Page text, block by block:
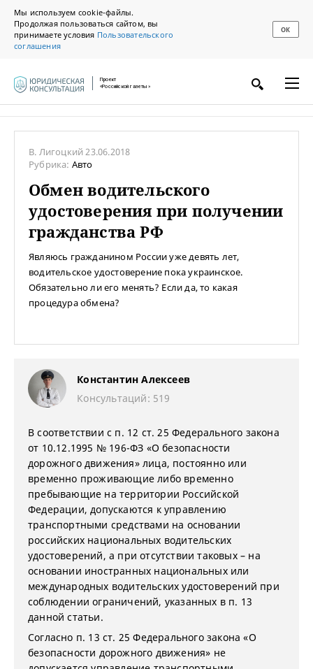
Мы используем cookie-файлы.
Продолжая пользоваться сайтом, вы
принимаете условия Пользовательского
соглашения
ОК
Проект
«Российской газеты»
В. Лигоцкий23.06.2018
Рубрика: Авто
Обмен водительского
удостоверения при получении
гражданства РФ
Являюсь гражданином России уже девять лет,
водительское удостоверение пока украинское.
Обязательно ли его менять? Если да, то какая
процедура обмена?
Константин Алексеев
Консультаций: 519
В соответствии с п. 12 ст. 25 Федерального закона
от 10.12.1995 № 196-ФЗ «О безопасности
дорожного движения» лица, постоянно или
временно проживающие либо временно
пребывающие на территории Российской
Федерации, допускаются к управлению
транспортными средствами на основании
российских национальных водительских
удостоверений, а при отсутствии таковых – на
основании иностранных национальных или
международных водительских удостоверений при
соблюдении ограничений, указанных в п. 13
данной статьи.
Согласно п. 13 ст. 25 Федерального закона «О
безопасности дорожного движения» не